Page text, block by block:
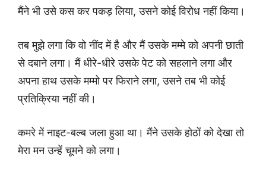
मैंने भी उसे कस कर पकड़ लिया, उसने कोई विरोध नहीं किया।
तब मुझे लगा कि वो नींद में है और मैं उसके मम्मे को अपनी छाती
से दबाने लगा। मैं धीरे-धीरे उसके पेट को सहलाने लगा और
अपना हाथ उसके मम्मो पर फिराने लगा, उसने तब भी कोई
प्रतिक्रिया नहीं की।
कमरे में नाइट-बल्ब जला हुआ था। मैंने उसके होठों को देखा तो
मेरा मन उन्हें चूमने को लगा।